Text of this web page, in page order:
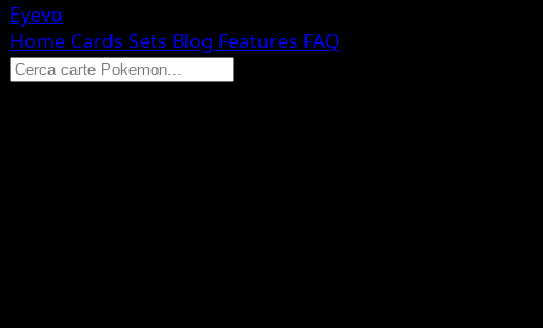
Eyevo
Home Cards Sets Blog Features FAQ